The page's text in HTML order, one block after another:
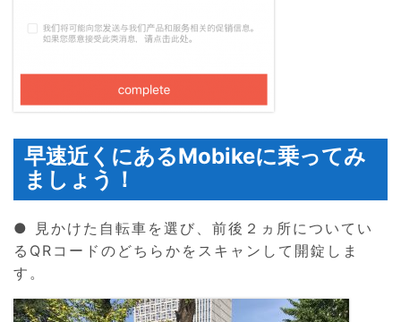
早速近くにあるMobikeに乗ってみ
ましょう！
● 見かけた自転車を選び、前後２ヵ所についてい
るQRコードのどちらかをスキャンして開錠しま
す。